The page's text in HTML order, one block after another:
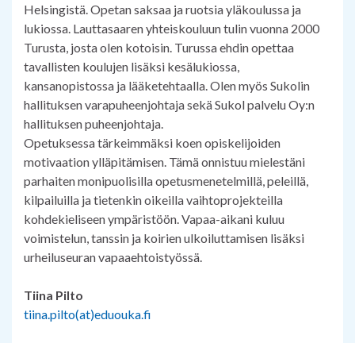
Helsingistä. Opetan saksaa ja ruotsia yläkoulussa ja
lukiossa. Lauttasaaren yhteiskouluun tulin vuonna 2000
Turusta, josta olen kotoisin. Turussa ehdin opettaa
tavallisten koulujen lisäksi kesälukiossa,
kansanopistossa ja lääketehtaalla. Olen myös Sukolin
hallituksen varapuheenjohtaja sekä Sukol palvelu Oy:n
hallituksen puheenjohtaja.
Opetuksessa tärkeimmäksi koen opiskelijoiden
motivaation ylläpitämisen. Tämä onnistuu mielestäni
parhaiten monipuolisilla opetusmenetelmillä, peleillä,
kilpailuilla ja tietenkin oikeilla vaihtoprojekteilla
kohdekieliseen ympäristöön. Vapaa-aikani kuluu
voimistelun, tanssin ja koirien ulkoiluttamisen lisäksi
urheiluseuran vapaaehtoistyössä.
Tiina Pilto
tiina.pilto(at)eduouka.fi